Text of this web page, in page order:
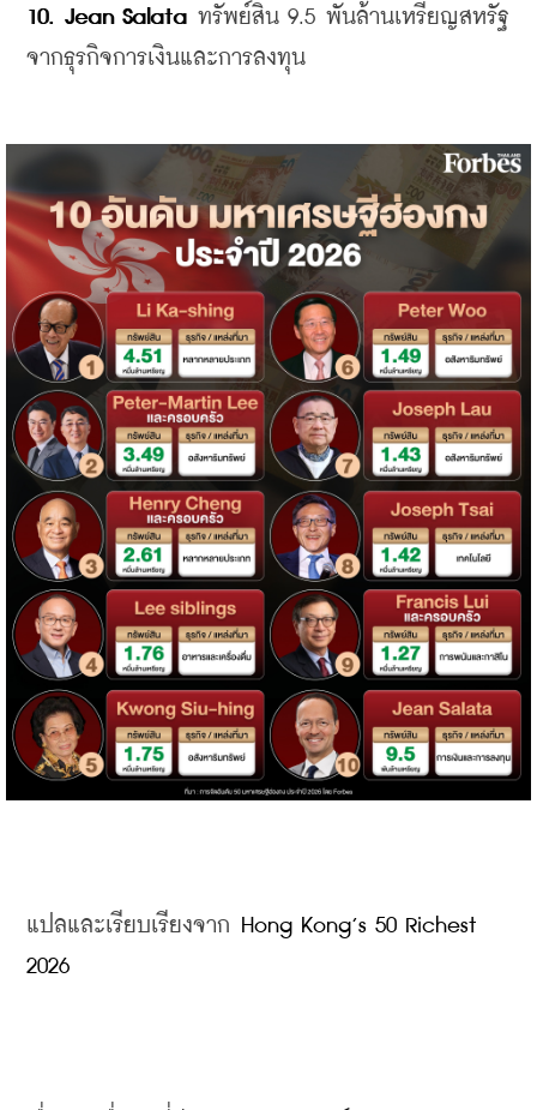
10. Jean Salata ทรัพย์สิน 9.5 พันล้านเหรียญสหรัฐ
จากธุรกิจการเงินและการลงทุน
แปลและเรียบเรียงจาก
Hong Kong’s 50 Richest
2026